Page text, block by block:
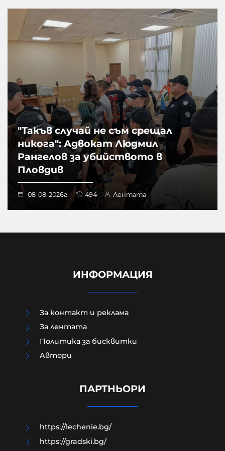
"Такъв случай не съм срещал
никога": Адвокат Людмил
Рангелов за убийството в
Пловдив
08-08-2026г. 494 Лентата
прости стъпки?
ИНФОРМАЦИЯ
За контакт и реклама
За лентата
Политика за бисквитки
Aвтори
ПАРТНЬОРИ
https://lechenie.bg/
https://gradski.bg/